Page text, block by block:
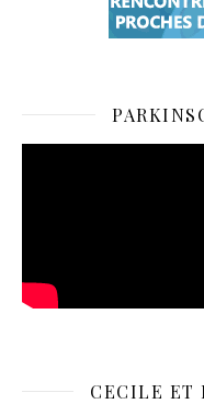
CECILE ET